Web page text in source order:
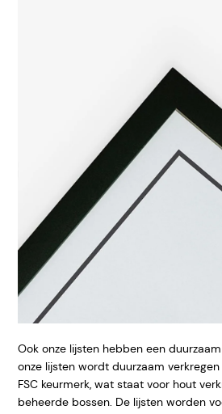
Ook onze lijsten hebben een
onze lijsten wordt duurzaam
FSC keurmerk, wat staat voor hout
beheerde bossen. De lijsten worden